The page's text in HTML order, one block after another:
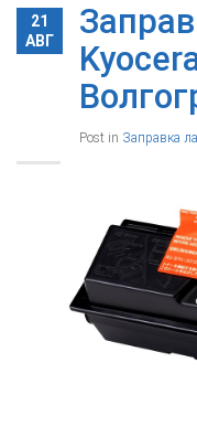
21
АВГ
Post in Заправка